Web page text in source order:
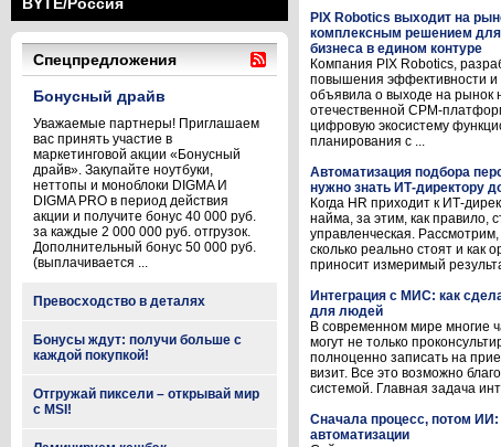
Спецпредложения
Бонусный драйв
Уважаемые партнеры! Приглашаем
вас принять участие в
маркетинговой акции «Бонусный
драйв». Закупайте ноутбуки,
неттопы и моноблоки DIGMA И
DIGMA PRO в период действия
акции и получите бонус 40 000 руб.
за каждые 2 000 000 руб. отгрузок.
Дополнительный бонус 50 000 руб.
(выплачивается ...
Превосходство в деталях
Бонусы ждут: получи больше с
каждой покупкой!
Отгружай пиксели – открывай мир
с MSI!
PIX Robotics выходит на
комплексным решением
бизнеса в едином контуре
Компания PIX Robotics,
повышения эффективности
объявила о выходе на рынок
отечественной CPM-
цифровую экосистему
планирования с ...
Автоматизация подбора
нужно знать ИТ-директору
Когда HR приходит к ИТ-
найма, за этим, как правило,
управленческая.
сколько реально стоят и как
приносит измеримый
Интеграция с МИС: как
для людей
В современном мире многие
могут не только
полноценно записать на
визит. Все это возможно
системой. Главная задача
Сначала процесс, потом
автоматизации